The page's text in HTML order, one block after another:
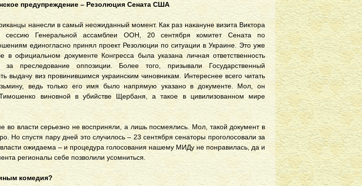
предупреждение – Резолюция Сената США
нанесли в самый неожиданный момент. Как раз накануне визита Виктора
сессию Генеральной ассамблеи ООН, 20 сентября комитет Сената по
единогласно принял проект Резолюции по ситуации в Украине. Это уже
в официальном документе Конгресса была указана личная ответственность
за преследование оппозиции. Более того, призывали Государственный
выдачу виз провинившимся украинским чиновникам. Интереснее всего читать
ведь только его имя было напрямую указано в документе. Мол, он
виновной в убийстве Щербаня, а такое в цивилизованном мире
во власти серьезно не восприняли, а лишь посмеялись. Мол, такой документ в
Но спустя пару дней это случилось – 23 сентября сенаторы проголосовали за
ожидаема – и процедура голосования нашему МИДу не понравилась, да и
регионалы себе позволили усомниться.
комедия?